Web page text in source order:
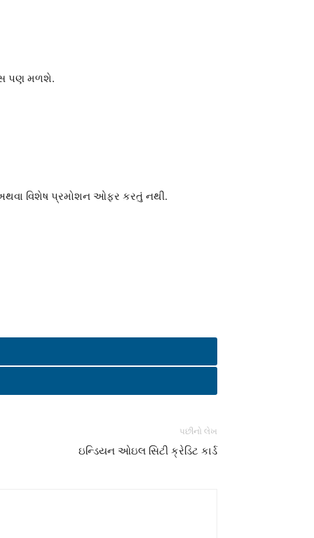
પણ મળશે.
વિશેષ પ્રમોશન ઓફર કરતું નથી.
પછીનો લેખ
ઇન્ડિયન ઓઇલ સિટી ક્રેડિટ કાર્ડ